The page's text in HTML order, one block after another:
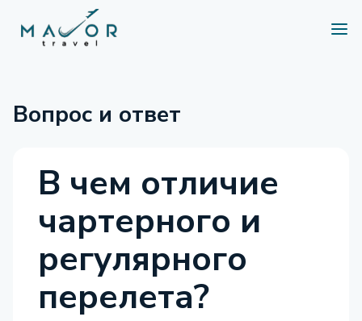
Вопрос и ответ
В чем отличие
чартерного и
регулярного
перелета?